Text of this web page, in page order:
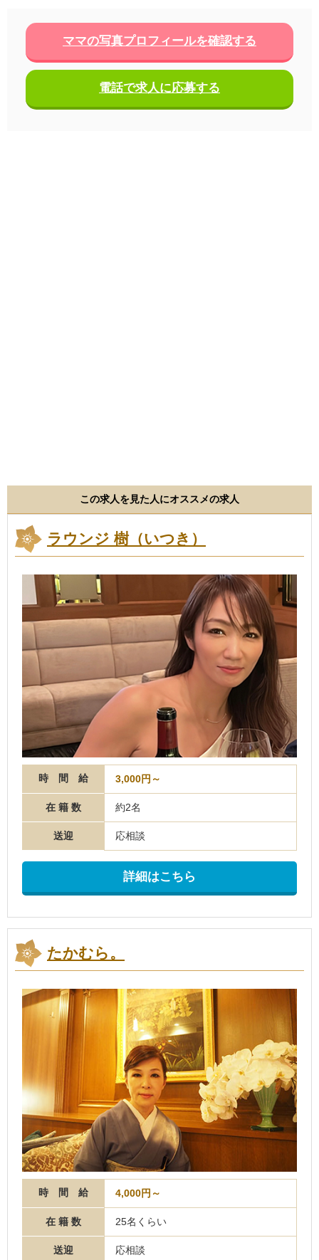
ママの写真プロフィールを確認する
電話で求人に応募する
この求人を見た人にオススメの求人
ラウンジ 樹（いつき）
時 間 給 3,000円～
在 籍 数 約2名
送迎 応相談
詳細はこちら
たかむら。
時 間 給 4,000円～
在 籍 数 25名くらい
送迎 応相談